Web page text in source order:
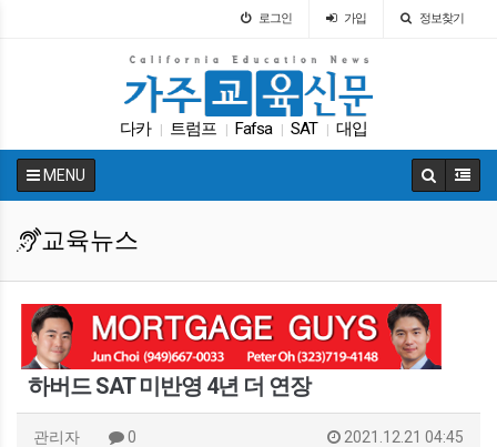
로그인 가입 정보찾기
다카 트럼프 Fafsa SAT 대입
| 캘리포니아 교육부 원서 학교급식 코로나
MENU
교육뉴스
하버드 SAT 미반영 4년 더 연장
관리자 0 2021.12.21 04:45